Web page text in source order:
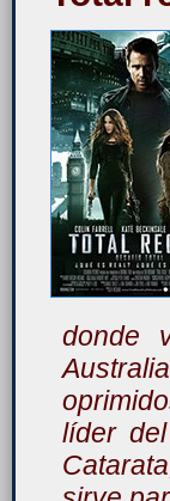
donde
líder